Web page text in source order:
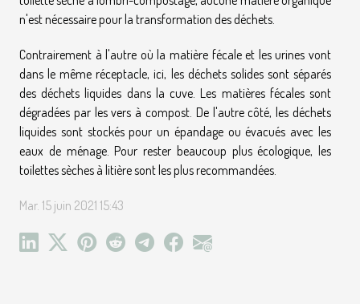
n'est nécessaire pour la transformation des déchets.
Contrairement à l'autre où la matière fécale et les urines vont
dans le même réceptacle, ici, les déchets solides sont séparés
des déchets liquides dans la cuve. Les matières fécales sont
dégradées par les vers à compost. De l'autre côté, les déchets
liquides sont stockés pour un épandage ou évacués avec les
eaux de ménage. Pour rester beaucoup plus écologique, les
toilettes sèches à litière sont les plus recommandées.
Mar. 15 juin 2021 15:43